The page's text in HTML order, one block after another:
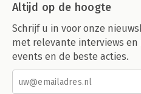
Altijd op de hoogte
Schrijf u in voor onze
met relevante interviews en
events en de beste acties.